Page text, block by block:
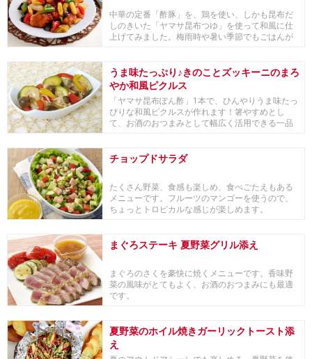
中華の定番「酢豚」を、鶏を使い、しかも昆布だ
しのきいた「ヤマサ昆布つゆ」を使って和風に仕
上げてみました。梅雨時や暑い季節でもごはんが
うま味たっぷり♪きのことズッキーニのまろ
やか和風ピクルス
「ヤマサ昆布ぽん酢」1本で、ひんやりうま味たっ
ぴりな和風ピクルスが作れます！箸やすめとし
て、お酒のおつまみとして幅広く活用できる一品
チョップドサラダ
たくさん野菜、食感も楽しめ、食べごたえもある
メニューです。フルーツのマンゴーを使うので、
ちょっとトロピカルな感じが楽しめます。
まぐろステーキ 夏野菜グリル添え
まぐろのさくを豪快に焼くメニューです。香味野
菜の風味がとてもよく、お酒のおつまみにも最適
です。
夏野菜のホイル焼きガーリックトースト添
え